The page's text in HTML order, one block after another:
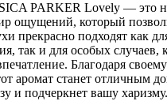
PARKER Lovely — это
ощущений, который
прекрасно подходят как
так и для особых случаев,
Благодаря
аромат станет отличным
и подчеркнет вашу харизму.